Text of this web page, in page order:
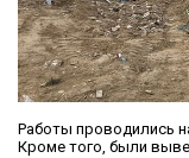
Работы проводились
Кроме того, были